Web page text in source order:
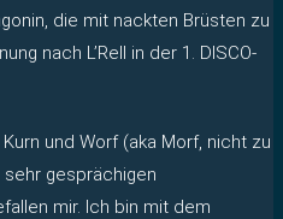
die mit nackten Brüsten zu
nach L’Rell in der 1. DISCO-
und Worf (aka Morf, nicht zu
gesprächigen
mir. Ich bin mit dem